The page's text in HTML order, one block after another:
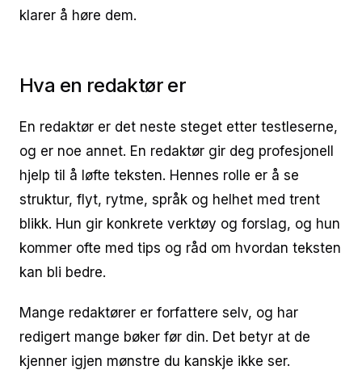
klarer å høre dem.
Hva en redaktør er
En redaktør er det neste steget etter testleserne,
og er noe annet. En redaktør gir deg profesjonell
hjelp til å løfte teksten. Hennes rolle er å se
struktur, flyt, rytme, språk og helhet med trent
blikk. Hun gir konkrete verktøy og forslag, og hun
kommer ofte med tips og råd om hvordan teksten
kan bli bedre.
Mange redaktører er forfattere selv, og har
redigert mange bøker før din. Det betyr at de
kjenner igjen mønstre du kanskje ikke ser.